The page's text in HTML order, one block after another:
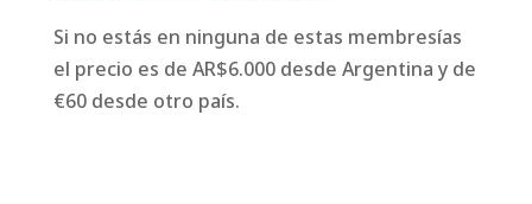
Si no estás en ninguna de estas membresías
el precio es de AR$6.000 desde Argentina y de
€60 desde otro país.